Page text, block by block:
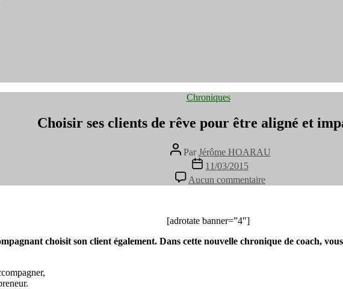
Catégories
Chroniques
Choisir ses clients de rêve pour être aligné et
Auteur
de
l’article
Par Jérôme HOARAU
Date
l’article
11/03/2015
Aucun commentaire
Choisir
pour
[adrotate banner=”4″]
choisit son client également. Dans cette nouvelle chronique de coach,